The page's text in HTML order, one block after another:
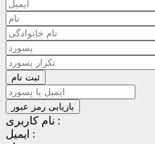
نام کاربری :
ایمیل :